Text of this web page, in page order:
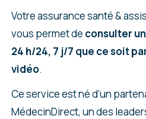
Votre assurance santé &
vous permet de consulter
24 h/24, 7 j/7 que ce soit
vidéo.
Ce service est né d’un
MédecinDirect, un des